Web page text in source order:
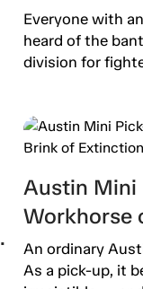
Everyone with
heard of the
division for
Austin Mini
Workhorse
Extinction
An ordinary
As a pick-up, it